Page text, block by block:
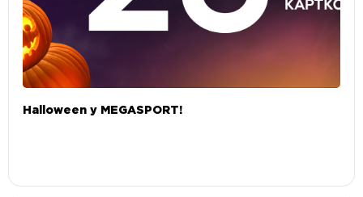
Halloween у MEGASPORT!